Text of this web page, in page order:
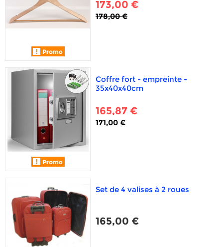
173,00 €
178,00 €
Coffre fort - empreinte -
35x40x40cm
165,87 €
171,00 €
Set de 4 valises à 2 roues
165,00 €